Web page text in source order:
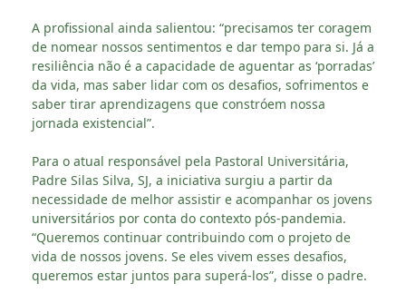
A profissional ainda salientou: “precisamos ter coragem
de nomear nossos sentimentos e dar tempo para si. Já a
resiliência não é a capacidade de aguentar as ‘porradas’
da vida, mas saber lidar com os desafios, sofrimentos e
saber tirar aprendizagens que constróem nossa
jornada existencial”.
Para o atual responsável pela Pastoral Universitária,
Padre Silas Silva, SJ, a iniciativa surgiu a partir da
necessidade de melhor assistir e acompanhar os jovens
universitários por conta do contexto pós-pandemia.
“Queremos continuar contribuindo com o projeto de
vida de nossos jovens. Se eles vivem esses desafios,
queremos estar juntos para superá-los”, disse o padre.